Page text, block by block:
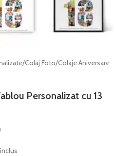
/Colaj Foto/Colaje Aniversare
Personalizat cu 13